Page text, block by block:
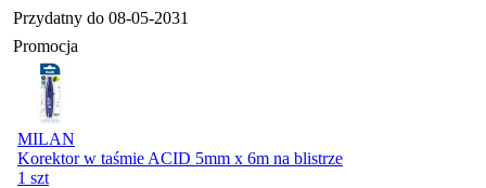
Przydatny do 08-05-2031
Promocja
MILAN
Korektor w taśmie ACID 5mm x 6m na blistrze
1 szt